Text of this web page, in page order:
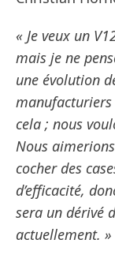
« Je veux un
mais je ne
une évolution
manufacturiers
cela ; nous
Nous
cocher des
d’efficacité,
sera un dérivé
actuellement. »